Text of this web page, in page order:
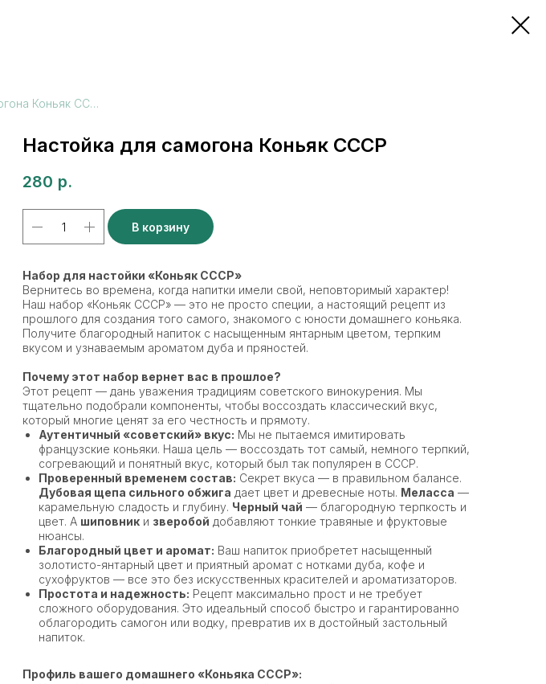
Настойка для самогона Коньяк СССР
Настойка для самогона Коньяк СССР
280 р.
В корзину
Набор для настойки «Коньяк СССР»
Вернитесь во времена, когда напитки имели свой, неповторимый характер!
Наш набор «Коньяк СССР» — это не просто специи, а настоящий рецепт из
прошлого для создания того самого, знакомого с юности домашнего коньяка.
Получите благородный напиток с насыщенным янтарным цветом, терпким
вкусом и узнаваемым ароматом дуба и пряностей.
Почему этот набор вернет вас в прошлое?
Этот рецепт — дань уважения традициям советского винокурения. Мы
тщательно подобрали компоненты, чтобы воссоздать классический вкус,
который многие ценят за его честность и прямоту.
Аутентичный «советский» вкус: Мы не пытаемся имитировать
французские коньяки. Наша цель — воссоздать тот самый, немного терпкий,
согревающий и понятный вкус, который был так популярен в СССР.
Проверенный временем состав: Секрет вкуса — в правильном балансе.
Дубовая щепа сильного обжига дает цвет и древесные ноты. Меласса —
карамельную сладость и глубину. Черный чай — благородную терпкость и
цвет. А шиповник и зверобой добавляют тонкие травяные и фруктовые
нюансы.
Благородный цвет и аромат: Ваш напиток приобретет насыщенный
золотисто-янтарный цвет и приятный аромат с нотками дуба, кофе и
сухофруктов — все это без искусственных красителей и ароматизаторов.
Простота и надежность: Рецепт максимально прост и не требует
сложного оборудования. Это идеальный способ быстро и гарантированно
облагородить самогон или водку, превратив их в достойный застольный
напиток.
Профиль вашего домашнего «Коньяка СССР»: